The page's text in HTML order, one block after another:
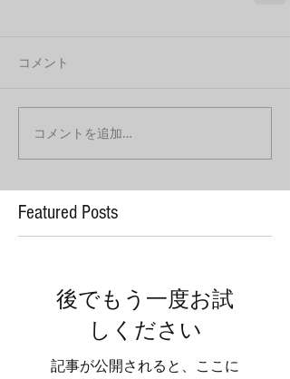
コメント
コメントを追加…
Featured Posts
後でもう一度お試
しください
記事が公開されると、ここに